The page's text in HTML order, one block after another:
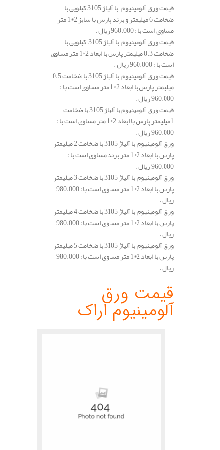
قیمت ورق آلومینیوم با آلیاژ 3105 کیلویی با
ضخامت 6 میلیمتر و برند پارس با سایز 2*1 متر
مساوی است با : 960.000 ریال .
قیمت ورق آلومینیوم با آلیاژ 3105 کیلویی با
ضخامت 0.3 میلیمتر پارس با ابعاد 2*1 متر مساوی
است با : 960.000 ریال .
قیمت ورق آلومینیوم با آلیاژ 3105 با ضخامت 0.5
میلیمتر پارس با ابعاد 2*1 متر مساوی است با :
960.000 ریال .
قیمت ورق آلومینیوم با آلیاژ 3105 با ضخامت
1میلیمتر پارس با ابعاد 2*1 متر مساوی است با :
960.000 ریال .
ورق آلومینیوم با آلیاژ 3105 با ضخامت 2 میلیمتر
پارس با ابعاد 2*1 متر برند مساوی است با :
960.000 ریال .
ورق آلومینیوم با آلیاژ 3105 با ضخامت 3 میلیمتر
پارس با ابعاد 2*1 متر مساوی است با : 980.000
ریال .
ورق آلومینیوم با آلیاژ 3105 با ضخامت 4 میلیمتر
پارس با ابعاد 2*1 متر مساوی است با : 980.000
ریال .
ورق آلومینیوم با آلیاژ 3105 با ضخامت 5 میلیمتر
پارس با ابعاد 2*1 متر مساوی است با : 980.000
ریال .
قیمت ورق
آلومینیوم اراک